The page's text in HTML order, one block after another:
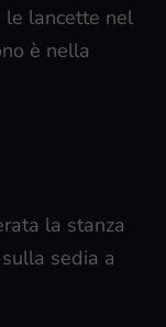
le lancette nel
è nella
la stanza
sedia a